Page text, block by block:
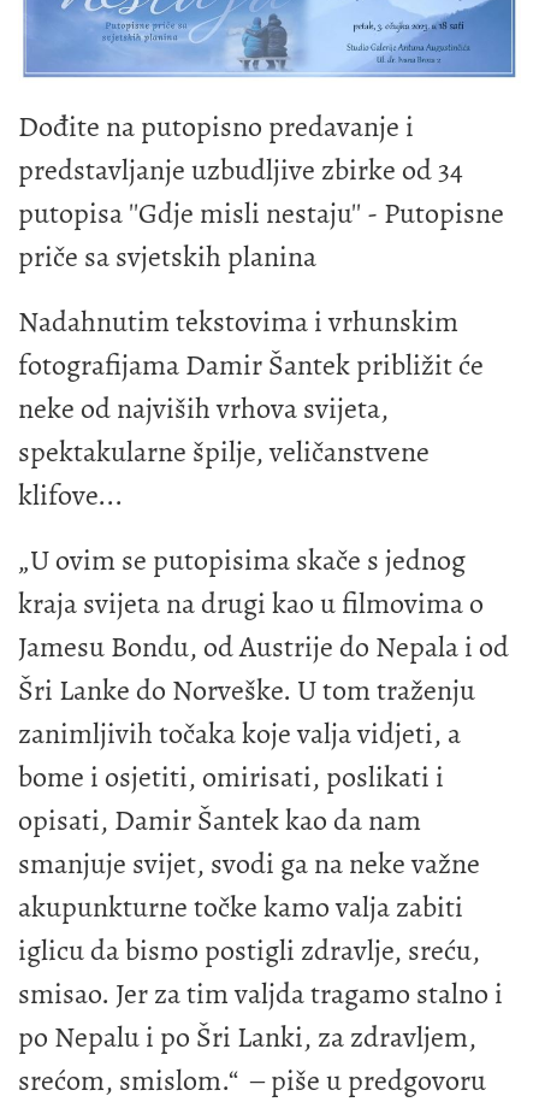
Dođite na putopisno predavanje i
predstavljanje uzbudljive zbirke od 34
putopisa ''Gdje misli nestaju'' - Putopisne
priče sa svjetskih planina
Nadahnutim tekstovima i vrhunskim
fotografijama Damir Šantek približit će
neke od najviših vrhova svijeta,
spektakularne špilje, veličanstvene
klifove...
„U ovim se putopisima skače s jednog
kraja svijeta na drugi kao u filmovima o
Jamesu Bondu, od Austrije do Nepala i od
Šri Lanke do Norveške. U tom traženju
zanimljivih točaka koje valja vidjeti, a
bome i osjetiti, omirisati, poslikati i
opisati, Damir Šantek kao da nam
smanjuje svijet, svodi ga na neke važne
akupunkturne točke kamo valja zabiti
iglicu da bismo postigli zdravlje, sreću,
smisao. Jer za tim valjda tragamo stalno i
po Nepalu i po Šri Lanki, za zdravljem,
srećom, smislom.“ ‒ piše u predgovoru